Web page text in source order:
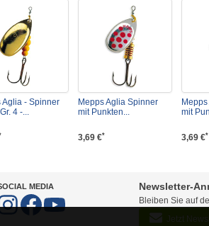
Aglia - Spinner
4 -...
Mepps Aglia Spinner
mit Punkten...
3,69 €*
mit
3,69 €*
MEDIA Newsletter-
Bleiben Sie auf
Jetzt